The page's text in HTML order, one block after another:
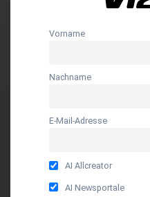
Vorname
Nachname
E-Mail-Adresse
AI Allcreator
AI Newsportale